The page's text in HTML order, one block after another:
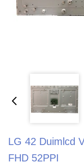
LG 42 Duimlcd
FHD 52PPI